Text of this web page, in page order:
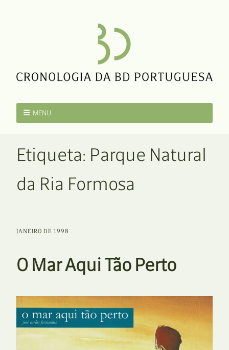
MENU
Etiqueta: Parque Natural
da Ria Formosa
JANEIRO DE 1998
O Mar Aqui Tão Perto